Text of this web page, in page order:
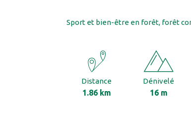
Sport et bien-être en forêt, forêt
Distance
1.86 km
Dénivelé
16 m